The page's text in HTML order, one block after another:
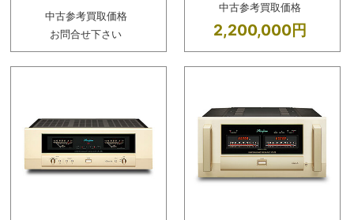
中古参考買取価格
お問合せ下さい
中古参考買取価格
2,200,000円